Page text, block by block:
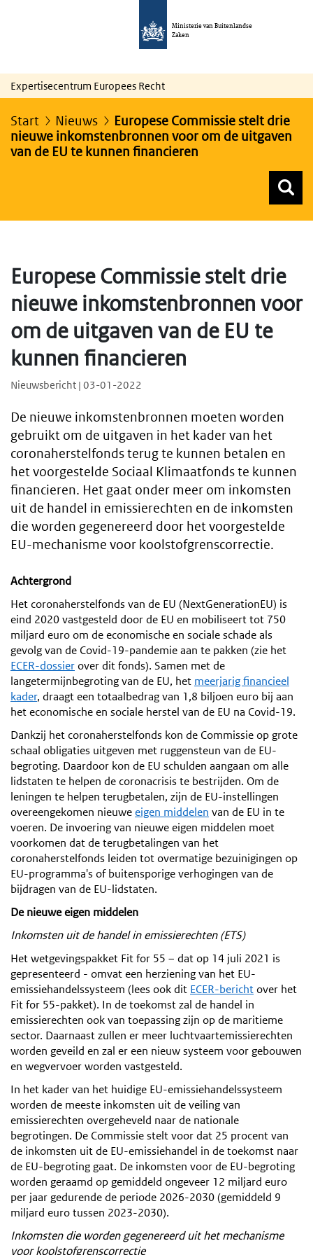
Ministerie van Buitenlandse
Zaken
Expertisecentrum Europees Recht
Start Nieuws
Europese Commissie stelt drie
nieuwe inkomstenbronnen voor om de uitgaven
van de EU te kunnen financieren
Europese Commissie stelt drie
nieuwe inkomstenbronnen voor
om de uitgaven van de EU te
kunnen financieren
Nieuwsbericht | 03-01-2022
De nieuwe inkomstenbronnen moeten worden
gebruikt om de uitgaven in het kader van het
coronaherstelfonds terug te kunnen betalen en
het voorgestelde Sociaal Klimaatfonds te kunnen
financieren. Het gaat onder meer om inkomsten
uit de handel in emissierechten en de inkomsten
die worden gegenereerd door het voorgestelde
EU-mechanisme voor koolstofgrenscorrectie.
Achtergrond
Het coronaherstelfonds van de EU (NextGenerationEU) is
eind 2020 vastgesteld door de EU en mobiliseert tot 750
miljard euro om de economische en sociale schade als
gevolg van de Covid-19-pandemie aan te pakken (zie het
ECER-dossierover dit fonds). Samen met de
langetermijnbegroting van de EU, het meerjarig financieel
kader, draagt een totaalbedrag van 1,8 biljoen euro bij aan
het economische en sociale herstel van de EU na Covid-19.
Dankzij het coronaherstelfonds kon de Commissie op grote
schaal obligaties uitgeven met ruggensteun van de EU-
begroting. Daardoor kon de EU schulden aangaan om alle
lidstaten te helpen de coronacrisis te bestrijden. Om de
leningen te helpen terugbetalen, zijn de EU-instellingen
overeengekomen nieuweeigen middelen van de EU in te
voeren. De invoering van nieuwe eigen middelen moet
voorkomen dat de terugbetalingen van het
coronaherstelfonds leiden tot overmatige bezuinigingen op
EU-programma's of buitensporige verhogingen van de
bijdragen van de EU-lidstaten.
De nieuwe eigen middelen
Inkomsten uit de handel in emissierechten (ETS)
Het wetgevingspakket Fit for 55 – dat op 14 juli 2021 is
gepresenteerd - omvat een herziening van het EU-
emissiehandelssysteem (lees ook dit ECER-berichtover het
Fit for 55-pakket). In de toekomst zal de handel in
emissierechten ook van toepassing zijn op de maritieme
sector. Daarnaast zullen er meer luchtvaartemissierechten
worden geveild en zal er een nieuw systeem voor gebouwen
en wegvervoer worden vastgesteld.
In het kader van het huidige EU-emissiehandelssysteem
worden de meeste inkomsten uit de veiling van
emissierechten overgeheveld naar de nationale
begrotingen. De Commissie stelt voor dat 25 procent van
de inkomsten uit de EU-emissiehandel in de toekomst naar
de EU-begroting gaat. De inkomsten voor de EU-begroting
worden geraamd op gemiddeld ongeveer 12 miljard euro
per jaar gedurende de periode 2026-2030 (gemiddeld 9
miljard euro tussen 2023-2030).
Inkomsten die worden gegenereerd uit het mechanisme
voor koolstofgrenscorrectie